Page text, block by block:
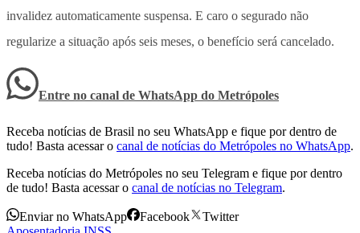
invalidez automaticamente suspensa. E caro o segurado não
regularize a situação após seis meses, o benefício será cancelado.
Entre no canal de WhatsApp do Metrópoles
Receba notícias de Brasil no seu WhatsApp e fique por dentro de
tudo! Basta acessar o canal de notícias do Metrópoles no WhatsApp.
Receba notícias do Metrópoles no seu Telegram e fique por dentro
de tudo! Basta acessar o canal de notícias no Telegram.
Enviar no WhatsApp Facebook
Twitter